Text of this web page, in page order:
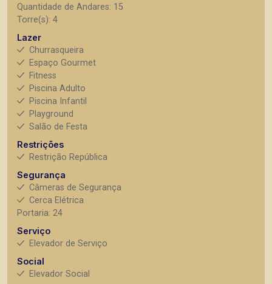
Quantidade de Andares: 15
Torre(s): 4
Lazer
Churrasqueira
Espaço Gourmet
Fitness
Piscina Adulto
Piscina Infantil
Playground
Salão de Festa
Restrições
Restrição República
Segurança
Câmeras de Segurança
Cerca Elétrica
Portaria: 24
Serviço
Elevador de Serviço
Social
Elevador Social